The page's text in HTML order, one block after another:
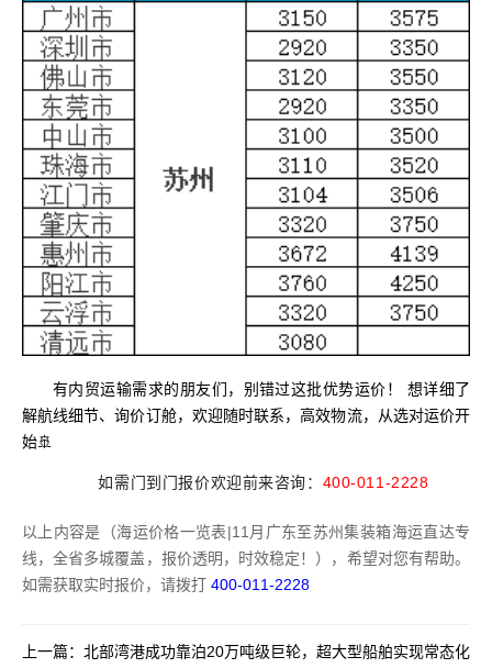
有内贸运输需求的朋友们 ，别错过这批优势运价！ 想详细了
解航线细节、询价订舱，欢迎随时联系，高效物流，从选对运价开
始🚢
如需门到门报价欢迎前来咨询： 400-011-2228
以上内容是（海运价格一览表|11月广东至苏州集装箱海运直达专
线，全省多城覆盖，报价透明，时效稳定！），希望对您有帮助。
如需获取实时报价，请拨打 400-011-2228
上一篇： 北部湾港成功靠泊20万吨级巨轮，超大型船舶实现常态化